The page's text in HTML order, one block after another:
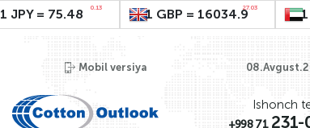
1 JPY = 75.48 0.13 1 GBP = 16034.927.03
Mobil versiya
Ishonch
+998 71231-